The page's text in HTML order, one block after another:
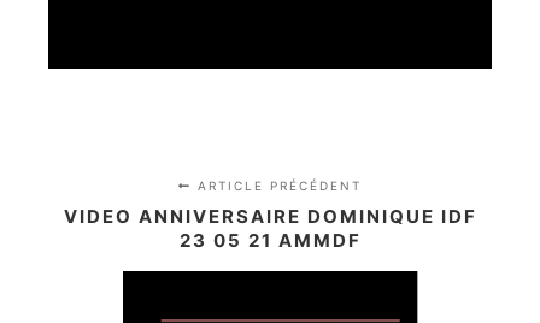
ARTICLE PRÉCÉDENT
VIDEO ANNIVERSAIRE DOMINIQUE IDF
23 05 21 AMMDF